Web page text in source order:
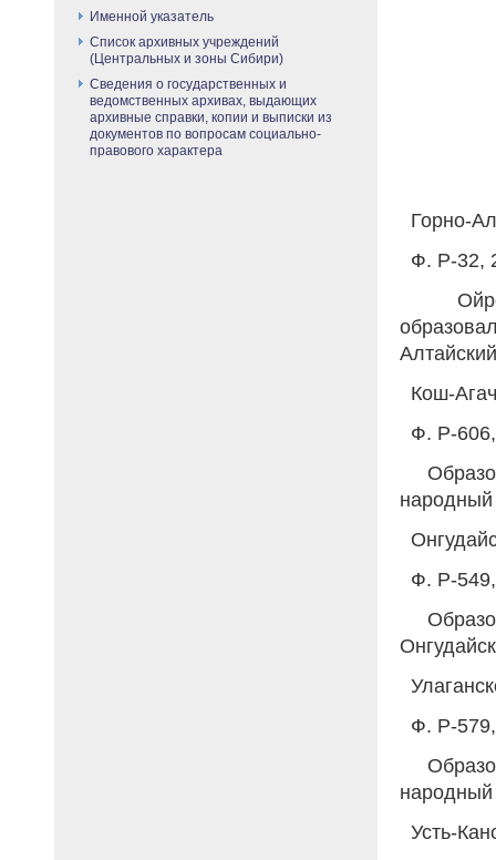
Именной указатель
Список архивных учреждений
(Центральных и зоны Сибири)
Сведения о государственных и
ведомственных архивах, выдающих
архивные справки, копии и выписки из
документов по вопросам социально-
правового характера
Горно-
Ф. Р-32,
Кош-
Ф. Р-606,
народный
Ф. Р-549,
Ф. Р-579,
народный
Усть-